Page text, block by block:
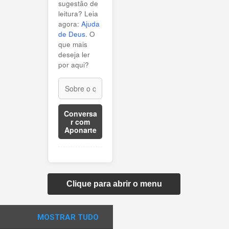
sugestão de
leitura? Leia
agora: Ajuda
de Deus. O
que mais
deseja ler
por aqui?
Conversa
r com
Aponarte
Clique para abrir o menu
MOSTRAR TUDO